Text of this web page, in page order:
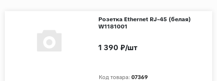
Розетка Ethernet RJ-45 (белая)
W1181001
Код товара: 07369
1 390 ₽/шт